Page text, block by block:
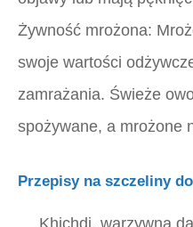
Żywność mrożona:
swoje wartości
zamrażania. Świeże
spożywane, a mrożone
Przepisy na szczeliny
Khichdi, warzywna